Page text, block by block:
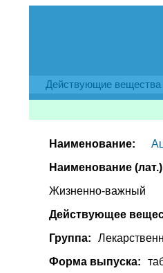
Действующие вещества
Наименование:
Наименование
Жизненно-важный
Действующее
Группа:
Форма выпуска: